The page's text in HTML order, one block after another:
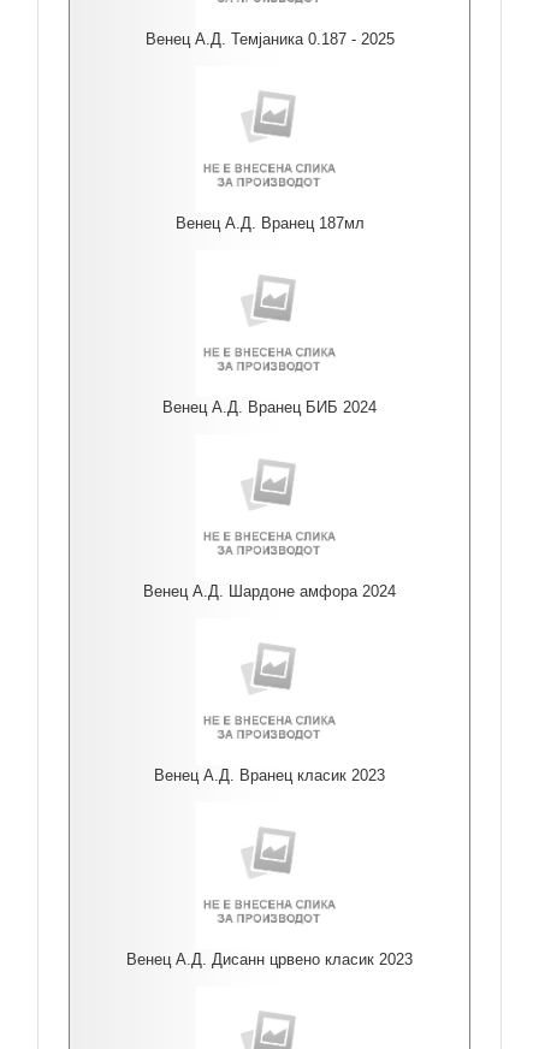
Венец А.Д. Темјаника 0.187 - 2025
Венец А.Д. Вранец 187мл
Венец А.Д. Вранец БИБ 2024
Венец А.Д. Шардоне амфора 2024
Венец А.Д. Вранец класик 2023
Венец А.Д. Дисанн црвено класик 2023